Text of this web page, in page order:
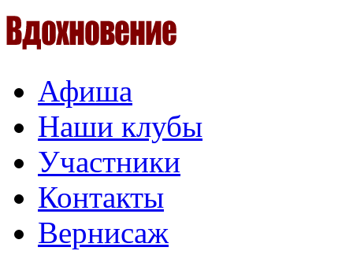
Афиша
Наши клубы
Участники
Контакты
Вернисаж